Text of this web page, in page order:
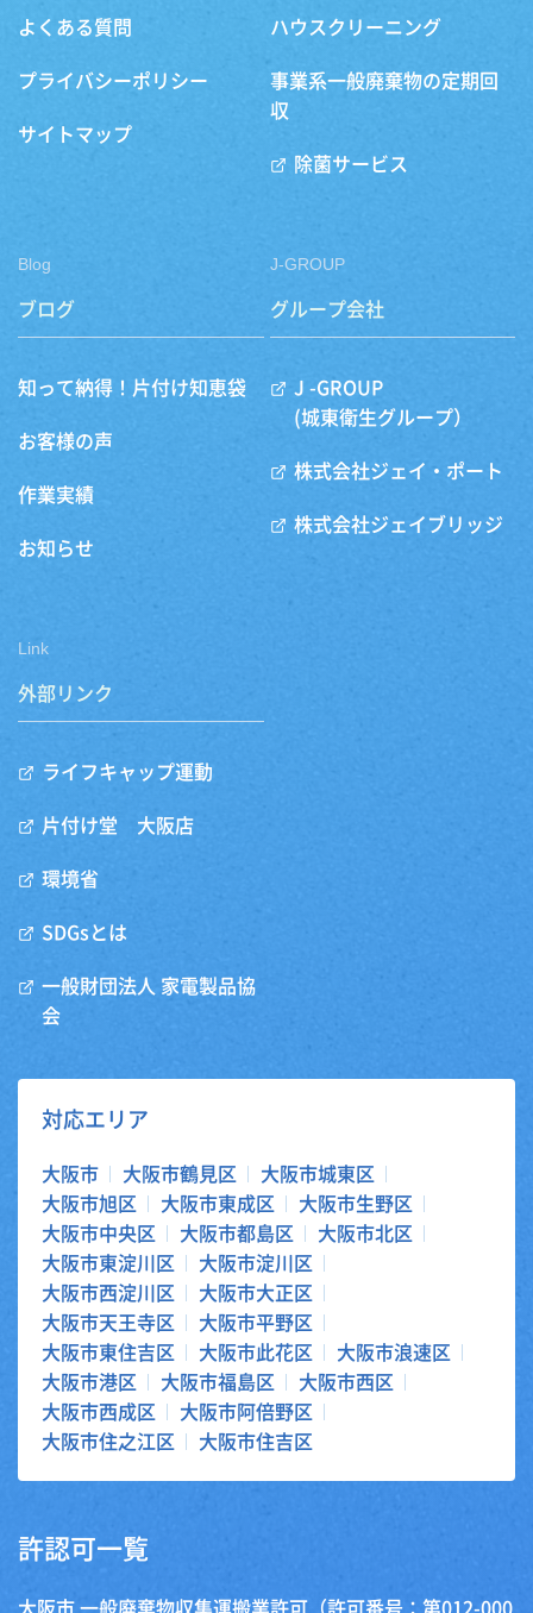
よくある質問
プライバシーポリシー
サイトマップ
ハウスクリーニング
事業系一般廃棄物の定期回
収
除菌サービス
Blog
ブログ
知って納得！片付け知恵袋
お客様の声
作業実績
お知らせ
J-GROUP
グループ会社
J -GROUP
(城東衛生グループ）
株式会社ジェイ・ポート
株式会社ジェイブリッジ
Link
外部リンク
ライフキャップ運動
片付け堂 大阪店
環境省
SDGsとは
一般財団法人 家電製品協
会
対応エリア
大阪市 大阪市鶴見区
大阪市城東区
大阪市旭区
大阪市東成区
大阪市生野区
大阪市中央区
大阪市都島区
大阪市北区
大阪市東淀川区
大阪市淀川区
大阪市西淀川区
大阪市大正区
大阪市天王寺区
大阪市平野区
大阪市東住吉区
大阪市此花区
大阪市浪速区
大阪市港区
大阪市福島区
大阪市西区
大阪市西成区
大阪市阿倍野区
大阪市住之江区
大阪市住吉区
許認可一覧
大阪市 一般廃棄物収集運搬業許可（許可番号：第012-000